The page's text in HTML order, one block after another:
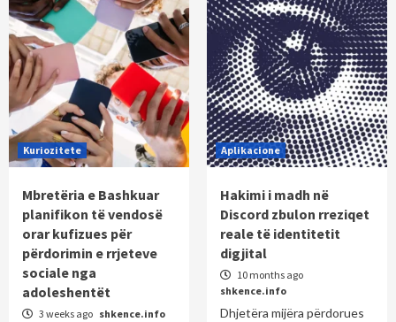
Kuriozitete
Mbretëria e Bashkuar
planifikon të vendosë
orar kufizues për
përdorimin e rrjeteve
sociale nga
adoleshentët
3 weeks ago shkence.info
Aplikacione
Hakimi i madh në
Discord zbulon rreziqet
reale të identitetit
digjital
10 months ago
shkence.info
Dhjetëra mijëra përdorues